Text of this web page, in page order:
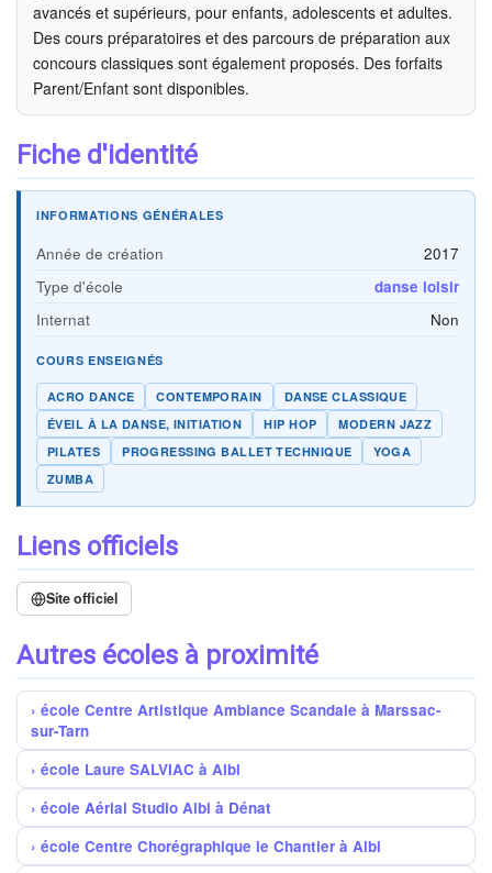
avancés et supérieurs, pour enfants, adolescents et adultes.
Des cours préparatoires et des parcours de préparation aux
concours classiques sont également proposés. Des forfaits
Parent/Enfant sont disponibles.
Fiche d'identité
INFORMATIONS GÉNÉRALES
Année de création
2017
Type d'école
danse loisir
Internat
Non
COURS ENSEIGNÉS
ACRO DANCE CONTEMPORAIN
DANSE CLASSIQUE
ÉVEIL À LA DANSE, INITIATION
HIP HOP
MODERN JAZZ
PILATES
PROGRESSING BALLET TECHNIQUE
YOGA
ZUMBA
Liens officiels
Site officiel
Autres écoles à proximité
école Centre Artistique Ambiance Scandale à Marssac-
sur-Tarn
école Laure SALVIAC à Albi
école Aérial Studio Albi à Dénat
école Centre Chorégraphique le Chantier à Albi